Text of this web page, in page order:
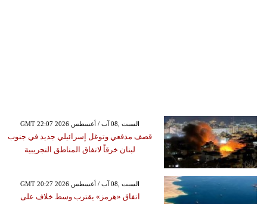
GMT 22:07 2026 السبت ,08 آب / أغسطس
قصف مدفعي وتوغل إسرائيلي جديد في جنوب
لبنان خرقاً لاتفاق المناطق التجريبية
GMT 20:27 2026 السبت ,08 آب / أغسطس
اتفاق «هرمز» يقترب وسط خلاف على